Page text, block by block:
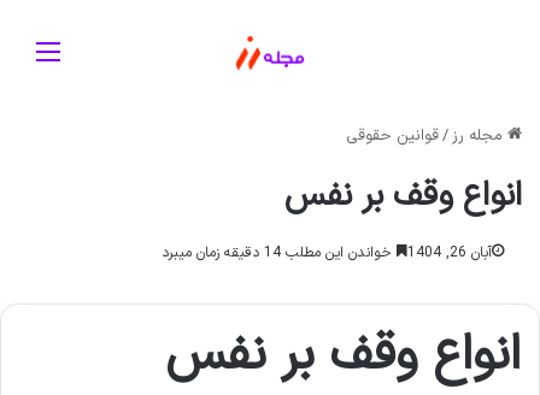
مجله رز/قوانین حقوقی
انواع وقف بر نفس
آبان 26, 1404 خواندن این مطلب 14 دقیقه زمان میبرد
انواع وقف بر نفس